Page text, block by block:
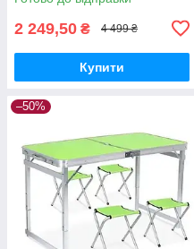
2 249,50 ₴ 4 499 ₴
Купити
–50%